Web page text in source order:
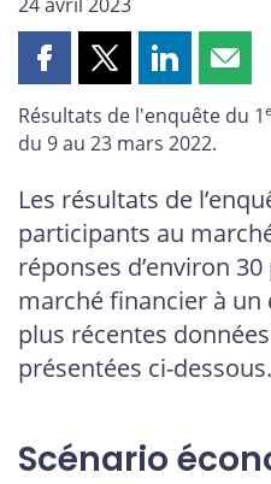
Partager
page
sur
Partager
page
sur
Partager
page
sur
page
Résultats de l'enquête du 1
du 9 au 23 mars 2022.
Les résultats de
participants au
réponses d’environ
marché financier à un
plus récentes
présentées ci-dessous.
Scénario